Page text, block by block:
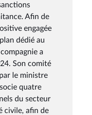
Afin de
engagée
dédié au
a
Son comité
le ministre
quatre
du secteur
civile, afin de